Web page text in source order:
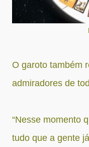
O garoto também
admiradores de
“Nesse momento
tudo que a gente